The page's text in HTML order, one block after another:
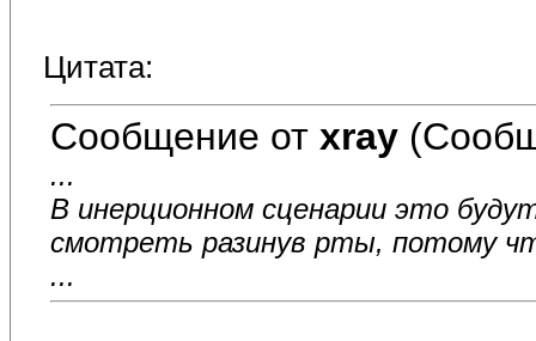
Цитата:
Сообщение от xray
...
В инерционном сценарии это
смотреть разинув рты, потому
...